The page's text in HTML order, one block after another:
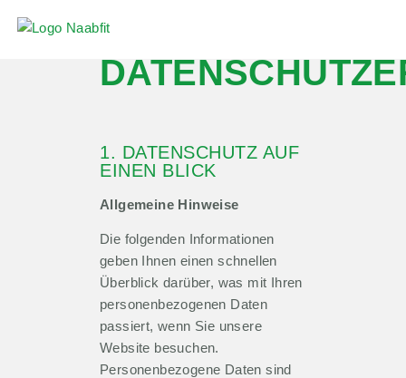
1. DATENSCHUTZ AUF
EINEN BLICK
Allgemeine Hinweise
Die folgenden Informationen
geben Ihnen einen schnellen
Überblick darüber, was mit Ihren
personenbezogenen Daten
passiert, wenn Sie unsere
Website besuchen.
Personenbezogene Daten sind